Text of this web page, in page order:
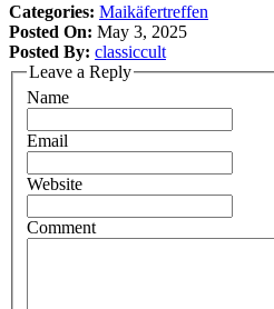
Categories: Maikäfertreffen
Posted On: May 3, 2025
Posted By: classiccult
Leave a Reply
Name
Email
Website
Comment